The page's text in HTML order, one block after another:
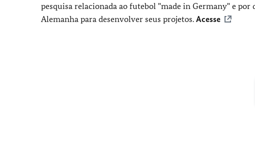
pesquisa relacionada ao futebol "made in Germany" e por
Alemanha para desenvolver seus projetos. Acesse